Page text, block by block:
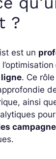
?
est un
. Ce
ainsi
pour